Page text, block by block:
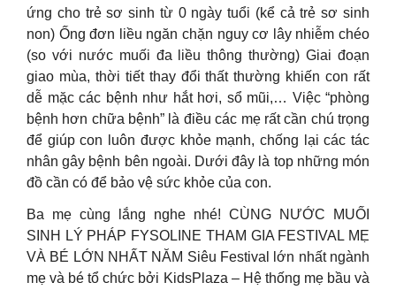
ứng cho trẻ sơ sinh từ 0 ngày tuổi (kể cả trẻ sơ sinh
non) Ống đơn liều ngăn chặn nguy cơ lây nhiễm chéo
(so với nước muối đa liều thông thường) Giai đoạn
giao mùa, thời tiết thay đổi thất thường khiến con rất
dễ mặc các bệnh như hắt hơi, sổ mũi,… Việc “phòng
bệnh hơn chữa bệnh” là điều các mẹ rất cần chú trọng
để giúp con luôn được khỏe mạnh, chống lại các tác
nhân gây bệnh bên ngoài. Dưới đây là top những món
đồ cần có để bảo vệ sức khỏe của con.
Ba mẹ cùng lắng nghe nhé! CÙNG NƯỚC MUỐI
SINH LÝ PHÁP FYSOLINE THAM GIA FESTIVAL MẸ
VÀ BÉ LỚN NHẤT NĂM Siêu Festival lớn nhất ngành
mẹ và bé tổ chức bởi KidsPlaza – Hệ thống mẹ bầu và